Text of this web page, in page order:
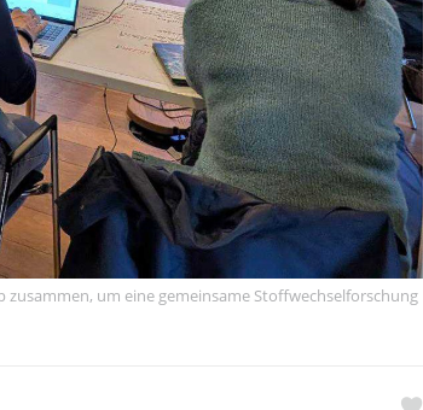
um eine gemeinsame Stoffwechselforschung